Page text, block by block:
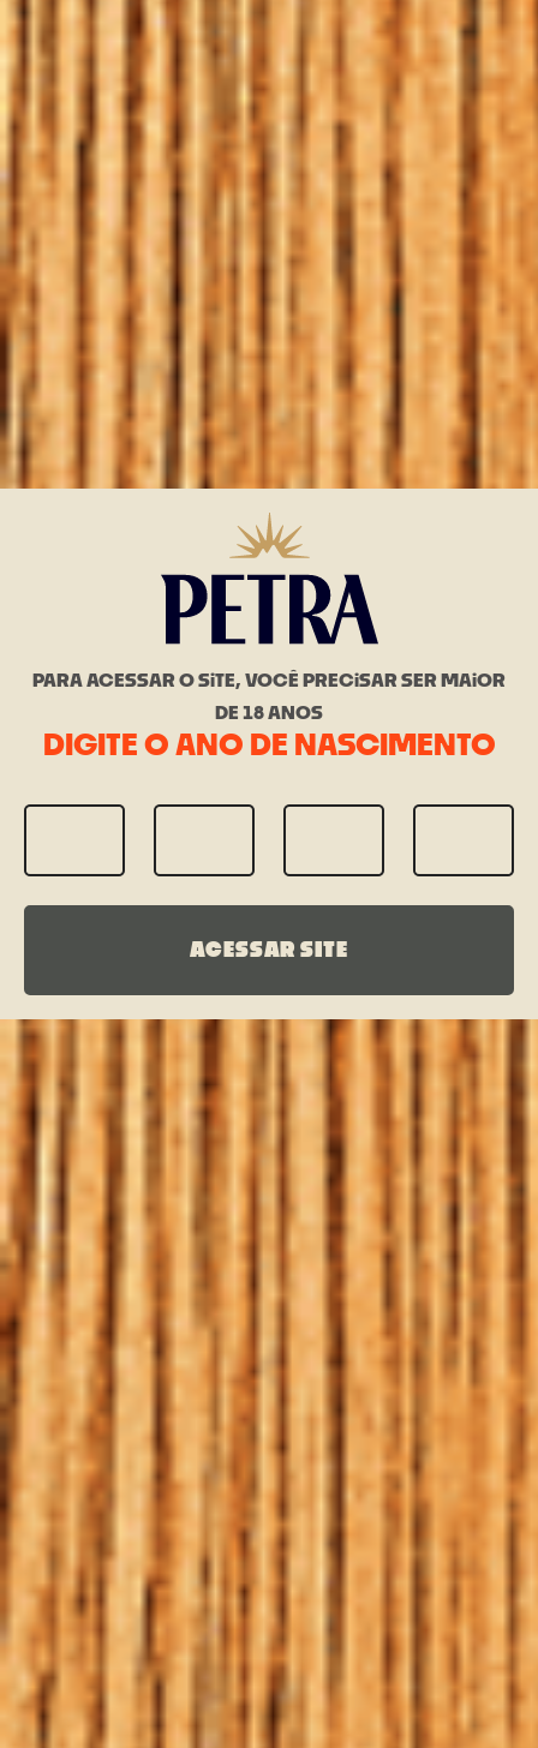
PARA ACESSAR O SiTE, VOCÊ PRECiSAR SER MAiOR
DE 18 ANOS
DIGITE O ANO DE NASCIMENTO
ACESSAR SITE